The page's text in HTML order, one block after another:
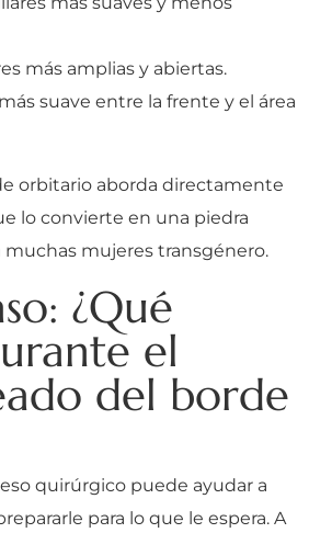
más amplias y abiertas.
suave entre la frente y el área
orbitario aborda directamente
lo convierte en una piedra
muchas mujeres transgénero.
¿Qué
el
del borde
quirúrgico puede ayudar a
para lo que le espera. A